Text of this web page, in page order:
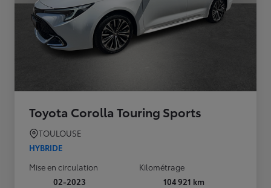
Toyota Corolla Touring Sports
TOULOUSE
HYBRIDE
Mise en circulation
02-2023
Kilométrage
104 921 km